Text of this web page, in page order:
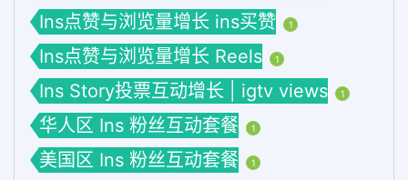
Ins点赞与浏览量增长 ins买赞 1
Ins点赞与浏览量增长 Reels 1
Ins Story投票互动增长 | igtv views 1
华人区 Ins 粉丝互动套餐 1
美国区 Ins 粉丝互动套餐 1